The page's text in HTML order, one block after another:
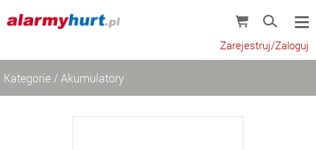
Zarejestruj/Zaloguj
Kategorie / Akumulatory